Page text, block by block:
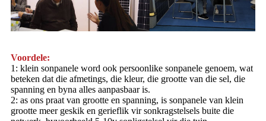
Voordele:
1: klein sonpanele word ook persoonlike sonpanele genoem, wat
beteken dat die afmetings, die kleur, die grootte van die sel, die
spanning en byna alles aanpasbaar is.
2: as ons praat van grootte en spanning, is sonpanele van klein
grootte meer geskik en gerieflik vir sonkragstelsels buite die